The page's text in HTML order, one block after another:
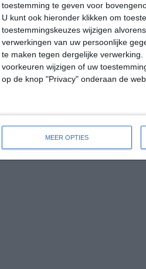
toestemming te geven voor
U kunt ook hieronder klikken om
toestemmingskeuzes wijzigen
verwerkingen van uw persoonlijke
te maken tegen dergelijke
voorkeuren wijzigen of uw
op de knop "Privacy" onderaan de
MEER OPTIES
21:00 00:00 03:00
N 2 NNW 1 NNW
bekijk de uitgebreide weersverwachting